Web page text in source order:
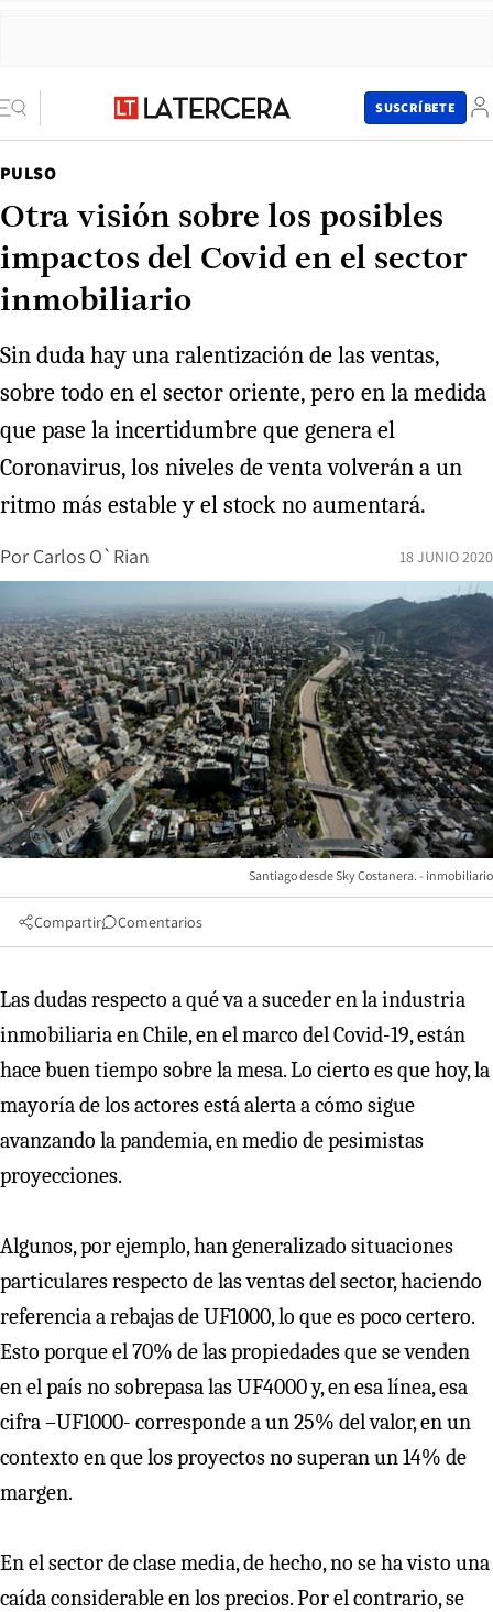
SUSCRÍBETE
PULSO
Otra visión sobre los posibles
impactos del Covid en el sector
inmobiliario
Sin duda hay una ralentización de las ventas,
sobre todo en el sector oriente, pero en la medida
que pase la incertidumbre que genera el
Coronavirus, los niveles de venta volverán a un
ritmo más estable y el stock no aumentará.
Por Carlos O`Rian 18 JUNIO 2020
Santiago desde Sky Costanera. - inmobiliario
Compartir Comentarios
Las dudas respecto a qué va a suceder en la industria
inmobiliaria en Chile, en el marco del Covid-19, están
hace buen tiempo sobre la mesa. Lo cierto es que hoy, la
mayoría de los actores está alerta a cómo sigue
avanzando la pandemia, en medio de pesimistas
proyecciones.
Algunos, por ejemplo, han generalizado situaciones
particulares respecto de las ventas del sector, haciendo
referencia a rebajas de UF1000, lo que es poco certero.
Esto porque el 70% de las propiedades que se venden
en el país no sobrepasa las UF4000 y, en esa línea, esa
cifra –UF1000- corresponde a un 25% del valor, en un
contexto en que los proyectos no superan un 14% de
margen.
En el sector de clase media, de hecho, no se ha visto una
caída considerable en los precios. Por el contrario, se